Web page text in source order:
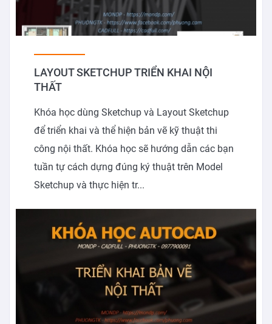
LAYOUT SKETCHUP TRIỂN KHAI NỘI
THẤT
Khóa học dùng Sketchup và Layout Sketchup
để triển khai và thể hiện bản vẽ kỹ thuật thi
công nội thất. Khóa học sẽ hướng dẫn các bạn
tuần tự cách dựng đúng ký thuật trên Model
Sketchup và thực hiện tr...